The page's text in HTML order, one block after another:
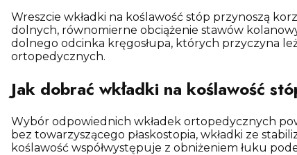
Wreszcie wkładki na koślawość stóp przynoszą
dolnych, równomierne obciążenie stawów
dolnego odcinka kręgosłupa, których przyczyna
ortopedycznych.
Jak dobrać wkładki na koślawość
Wybór odpowiednich wkładek ortopedycznych
bez towarzyszącego płaskostopia, wkładki ze
koślawość współwystępuje z obniżeniem łuku